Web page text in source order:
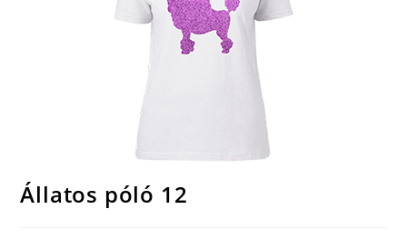
Állatos póló 12